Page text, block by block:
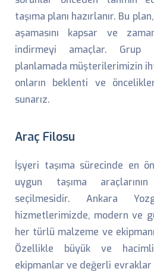
taşıma planı hazırlanır. Bu
aşamasını kapsar ve
indirmeyi amaçlar.
planlamada müşterilerimizin
onların beklenti ve
sunarız.
Araç Filosu
İşyeri taşıma sürecinde en
uygun taşıma
seçilmesidir. Ankara
hizmetlerimizde, modern ve
her türlü malzeme ve
Özellikle büyük ve
ekipmanlar ve değerli evraklar